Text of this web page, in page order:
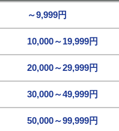
～9,999円
10,000～19,999円
20,000～29,999円
30,000～49,999円
50,000～99,999円